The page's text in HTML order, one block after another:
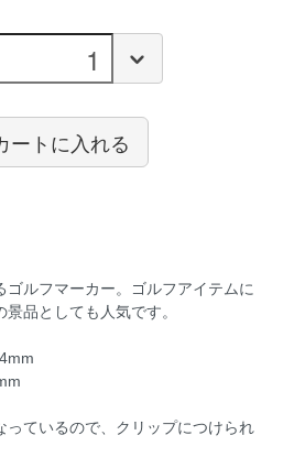
ートに入れる
ゴルフマーカー。ゴルフアイテムに
品としても人気です。
ているので、クリップにつけられ